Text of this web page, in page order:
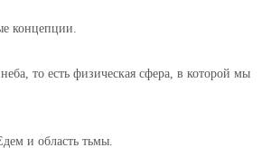
концепции.
то есть физическая сфера, в которой мы
и область тьмы.